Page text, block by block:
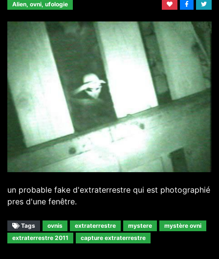
Alien, ovni, ufologie
un probable fake d'extraterrestre qui est photographié
pres d'une fenêtre.
Tags ovnis extraterrestre mystere
mystère ovni
extraterrestre 2011
capture extraterrestre